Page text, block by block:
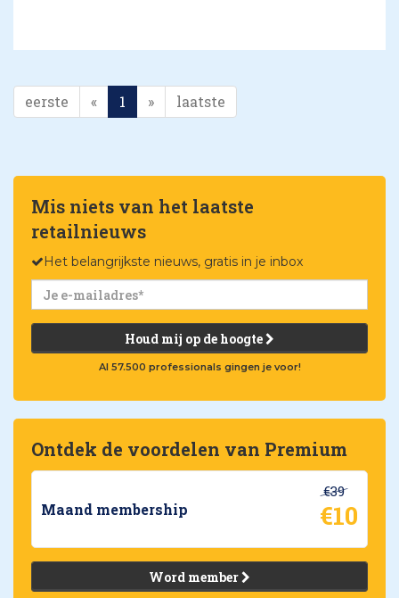
eerste « 1 » laatste
Mis niets van het laatste
retailnieuws
Het belangrijkste nieuws, gratis in je inbox
Houd mij op de hoogte
Al 57.500 professionals gingen je voor!
Ontdek de voordelen van Premium
Maand membership
€39
€10
Word member